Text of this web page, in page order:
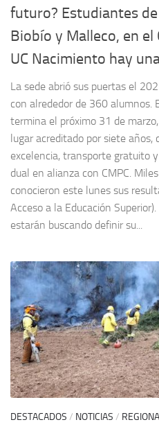
futuro? Estudiantes
Biobío y Malleco, en el
UC Nacimiento hay
La sede abrió sus puertas el
con alrededor de 360 alumnos.
termina el próximo 31 de
lugar acreditado por siete
excelencia, transporte gratuito
dual en alianza con CMPC.
conocieron este lunes sus
Acceso a la Educación
estarán buscando definir su...
DESTACADOS / NOTICIAS /